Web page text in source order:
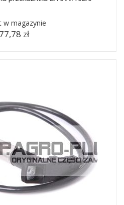
w magazynie
zł